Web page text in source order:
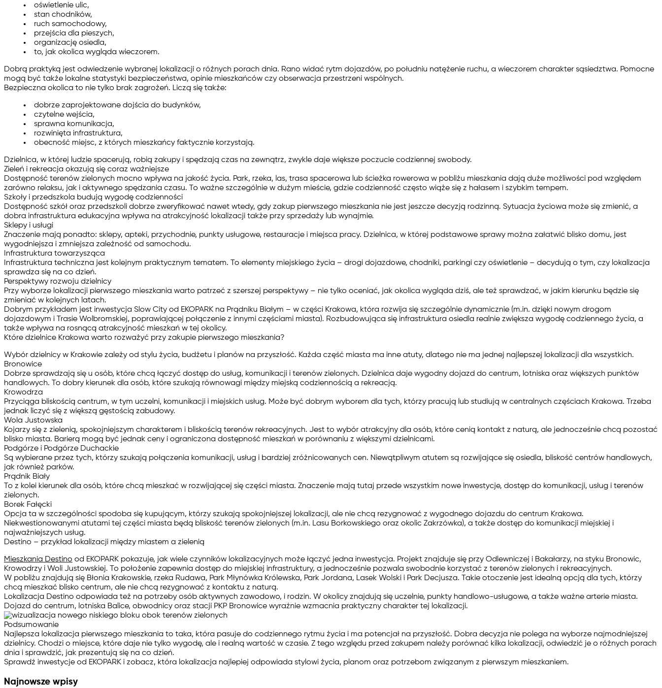
oświetlenie ulic,
stan chodników,
ruch samochodowy,
przejścia dla pieszych,
organizację osiedla,
to, jak okolica wygląda wieczorem.
Dobrą praktyką jest odwiedzenie wybranej lokalizacji o różnych porach dnia. Rano widać rytm dojazdów, po południu natężenie ruchu, a wieczorem charakter sąsiedztwa. Pomocne
mogą być także lokalne statystyki bezpieczeństwa, opinie mieszkańców czy obserwacja przestrzeni wspólnych.
Bezpieczna okolica to nie tylko brak zagrożeń. Liczą się także:
dobrze zaprojektowane dojścia do budynków,
czytelne wejścia,
sprawna komunikacja,
rozwinięta infrastruktura,
obecność miejsc, z których mieszkańcy faktycznie korzystają.
Dzielnica, w której ludzie spacerują, robią zakupy i spędzają czas na zewnątrz, zwykle daje większe poczucie codziennej swobody.
Zieleń i rekreacja okazują się coraz ważniejsze
Dostępność terenów zielonych mocno wpływa na jakość życia. Park, rzeka, las, trasa spacerowa lub ścieżka rowerowa w pobliżu mieszkania dają duże możliwości pod względem
zarówno relaksu, jak i aktywnego spędzania czasu. To ważne szczególnie w dużym mieście, gdzie codzienność często wiąże się z hałasem i szybkim tempem.
Szkoły i przedszkola budują wygodę codzienności
Dostępność szkół oraz przedszkoli dobrze zweryfikować nawet wtedy, gdy zakup pierwszego mieszkania nie jest jeszcze decyzją rodzinną. Sytuacja życiowa może się zmienić, a
dobra infrastruktura edukacyjna wpływa na atrakcyjność lokalizacji także przy sprzedaży lub wynajmie.
Sklepy i usługi
Znaczenie mają ponadto: sklepy, apteki, przychodnie, punkty usługowe, restauracje i miejsca pracy. Dzielnica, w której podstawowe sprawy można załatwić blisko domu, jest
wygodniejsza i zmniejsza zależność od samochodu.
Infrastruktura towarzysząca
Infrastruktura techniczna jest kolejnym praktycznym tematem. To elementy miejskiego życia – drogi dojazdowe, chodniki, parkingi czy oświetlenie – decydują o tym, czy lokalizacja
sprawdza się na co dzień.
Perspektywy rozwoju dzielnicy
Przy wyborze lokalizacji pierwszego mieszkania warto patrzeć z szerszej perspektywy – nie tylko oceniać, jak okolica wygląda dziś, ale też sprawdzać, w jakim kierunku będzie się
zmieniać w kolejnych latach.
Dobrym przykładem jest inwestycja Slow City od EKOPARK na Prądniku Białym – w części Krakowa, która rozwija się szczególnie dynamicznie (m.in. dzięki nowym drogom
dojazdowym i Trasie Wolbromskiej, poprawiającej połączenie z innymi częściami miasta). Rozbudowująca się infrastruktura osiedla realnie zwiększa wygodę codziennego życia, a
także wpływa na rosnącą atrakcyjność mieszkań w tej okolicy.
Które dzielnice Krakowa warto rozważyć przy zakupie pierwszego mieszkania?
Wybór dzielnicy w Krakowie zależy od stylu życia, budżetu i planów na przyszłość. Każda część miasta ma inne atuty, dlatego nie ma jednej najlepszej lokalizacji dla wszystkich.
Bronowice
Dobrze sprawdzają się u osób, które chcą łączyć dostęp do usług, komunikacji i terenów zielonych. Dzielnica daje wygodny dojazd do centrum, lotniska oraz większych punktów
handlowych. To dobry kierunek dla osób, które szukają równowagi między miejską codziennością a rekreacją.
Krowodrza
Przyciąga bliskością centrum, w tym uczelni, komunikacji i miejskich usług. Może być dobrym wyborem dla tych, którzy pracują lub studiują w centralnych częściach Krakowa. Trzeba
jednak liczyć się z większą gęstością zabudowy.
Wola Justowska
Kojarzy się z zielenią, spokojniejszym charakterem i bliskością terenów rekreacyjnych. Jest to wybór atrakcyjny dla osób, które cenią kontakt z naturą, ale jednocześnie chcą pozostać
blisko miasta. Barierą mogą być jednak ceny i ograniczona dostępność mieszkań w porównaniu z większymi dzielnicami.
Podgórze i Podgórze Duchackie
Są wybierane przez tych, którzy szukają połączenia komunikacji, usług i bardziej zróżnicowanych cen. Niewątpliwym atutem są rozwijające się osiedla, bliskość centrów handlowych,
jak również parków.
Prądnik Biały
To z kolei kierunek dla osób, które chcą mieszkać w rozwijającej się części miasta. Znaczenie mają tutaj przede wszystkim nowe inwestycje, dostęp do komunikacji, usług i terenów
zielonych.
Borek Fałęcki
Opcja ta w szczególności spodoba się kupującym, którzy szukają spokojniejszej lokalizacji, ale nie chcą rezygnować z wygodnego dojazdu do centrum Krakowa.
Niekwestionowanymi atutami tej części miasta będą bliskość terenów zielonych (m.in. Lasu Borkowskiego oraz okolic Zakrzówka), a także dostęp do komunikacji miejskiej i
najważniejszych usług.
Destino – przykład lokalizacji między miastem a zielenią
Mieszkania Destino od EKOPARK pokazuje, jak wiele czynników lokalizacyjnych może łączyć jedna inwestycja. Projekt znajduje się przy Odlewniczej i Bakałarzy, na styku Bronowic,
Krowodrzy i Woli Justowskiej. To położenie zapewnia dostęp do miejskiej infrastruktury, a jednocześnie pozwala swobodnie korzystać z terenów zielonych i rekreacyjnych.
W pobliżu znajdują się Błonia Krakowskie, rzeka Rudawa, Park Młynówka Królewska, Park Jordana, Lasek Wolski i Park Decjusza. Takie otoczenie jest idealną opcją dla tych, którzy
chcą mieszkać blisko centrum, ale nie chcą rezygnować z kontaktu z naturą.
Lokalizacja Destino odpowiada też na potrzeby osób aktywnych zawodowo, i rodzin. W okolicy znajdują się uczelnie, punkty handlowo-usługowe, a także ważne arterie miasta.
Dojazd do centrum, lotniska Balice, obwodnicy oraz stacji PKP Bronowice wyraźnie wzmacnia praktyczny charakter tej lokalizacji.
Podsumowanie
Najlepsza lokalizacja pierwszego mieszkania to taka, która pasuje do codziennego rytmu życia i ma potencjał na przyszłość. Dobra decyzja nie polega na wyborze najmodniejszej
dzielnicy. Chodzi o miejsce, które daje nie tylko wygodę, ale i realną wartość w czasie. Z tego względu przed zakupem należy porównać kilka lokalizacji, odwiedzić je o różnych porach
dnia i sprawdzić, jak prezentują się na co dzień.
Sprawdź inwestycje od EKOPARK i zobacz, która lokalizacja najlepiej odpowiada stylowi życia, planom oraz potrzebom związanym z pierwszym mieszkaniem.
Najnowsze wpisy